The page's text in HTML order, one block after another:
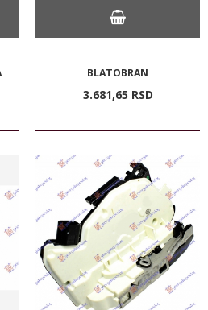
BLATOBRAN
3.681,65 RSD